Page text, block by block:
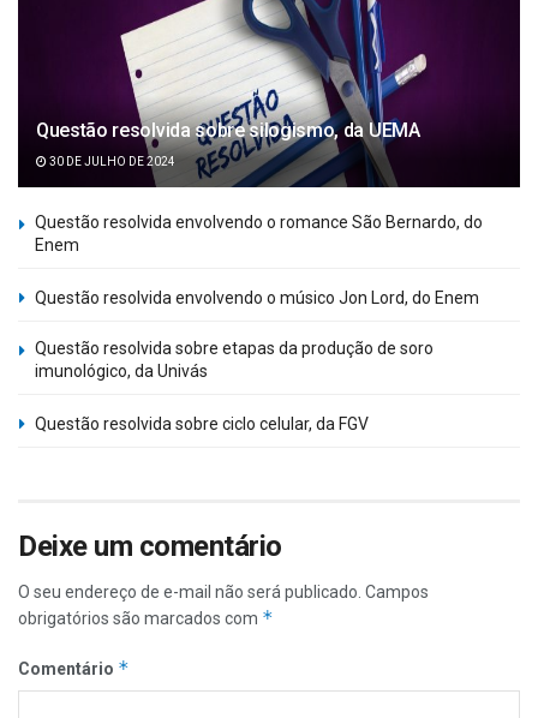
Questão resolvida sobre silogismo, da UEMA
30 DE JULHO DE 2024
Questão resolvida envolvendo o romance São Bernardo, do
Enem
Questão resolvida envolvendo o músico Jon Lord, do Enem
Questão resolvida sobre etapas da produção de soro
imunológico, da Univás
Questão resolvida sobre ciclo celular, da FGV
Deixe um comentário
O seu endereço de e-mail não será publicado. Campos
obrigatórios são marcados com *
Comentário *